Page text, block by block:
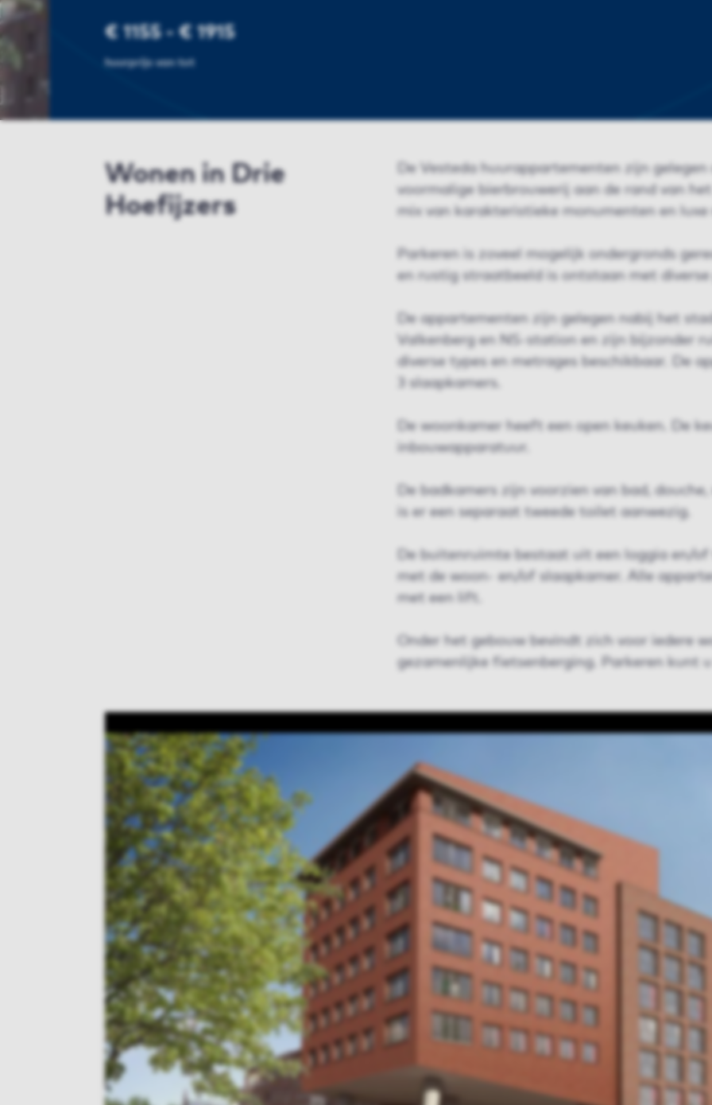
€ 1155 - € 1915
huurprijs van tot
Wonen in Drie
Hoefijzers
De Vesteda huurappartementen zijn
voormalige bierbrouwerij aan de rand van
mix van karakteristieke monumenten en luxe
Parkeren is zoveel mogelijk ondergronds
en rustig straatbeeld is ontstaan met diverse
De appartementen zijn gelegen nabij het
Valkenberg en NS-station en zijn bijzonder
diverse types en metrages beschikbaar. De
3 slaapkamers.
De woonkamer heeft een open keuken. De
inbouwapparatuur.
De badkamers zijn voorzien van bad,
is er een separaat tweede toilet aanwezig.
De buitenruimte bestaat uit een loggia en/
met de woon- en/of slaapkamer. Alle
met een lift.
Onder het gebouw bevindt zich voor iedere
gezamenlijke fietsenberging. Parkeren kunt